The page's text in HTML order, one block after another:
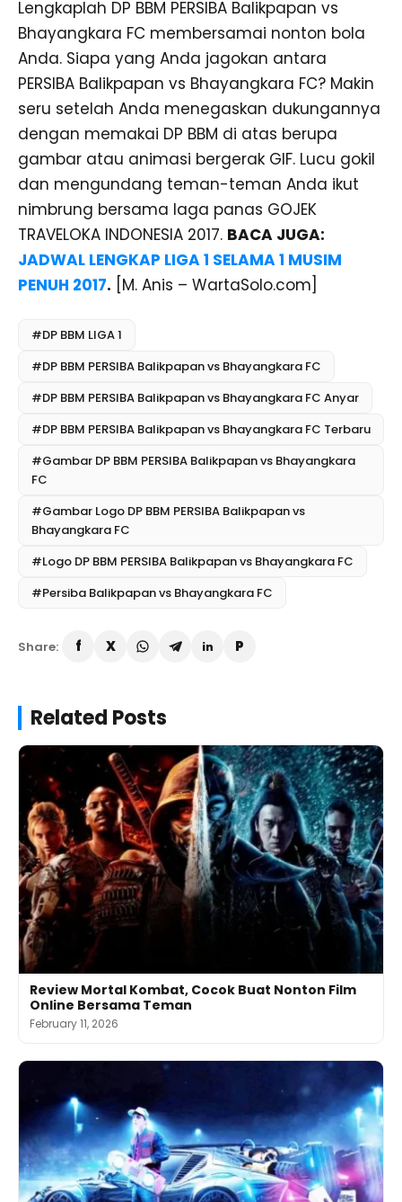
Lengkaplah DP BBM PERSIBA Balikpapan vs
Bhayangkara FC membersamai nonton bola
Anda. Siapa yang Anda jagokan antara
PERSIBA Balikpapan vs Bhayangkara FC? Makin
seru setelah Anda menegaskan dukungannya
dengan memakai DP BBM di atas berupa
gambar atau animasi bergerak GIF. Lucu gokil
dan mengundang teman-teman Anda ikut
nimbrung bersama laga panas GOJEK
TRAVELOKA INDONESIA 2017. BACA JUGA:
JADWAL LENGKAP LIGA 1 SELAMA 1 MUSIM
PENUH 2017. [M. Anis – WartaSolo.com]
#DP BBM LIGA 1
#DP BBM PERSIBA Balikpapan vs Bhayangkara FC
#DP BBM PERSIBA Balikpapan vs Bhayangkara FC Anyar
#DP BBM PERSIBA Balikpapan vs Bhayangkara FC Terbaru
#Gambar DP BBM PERSIBA Balikpapan vs Bhayangkara
FC
#Gambar Logo DP BBM PERSIBA Balikpapan vs
Bhayangkara FC
#Logo DP BBM PERSIBA Balikpapan vs Bhayangkara FC
#Persiba Balikpapan vs Bhayangkara FC
Share:
Related Posts
Review Mortal Kombat, Cocok Buat Nonton Film
Online Bersama Teman
February 11, 2026